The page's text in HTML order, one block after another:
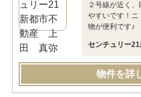
２号線が近く
やすいです！ニ
物が便利です♪
センチュリー
物件を詳